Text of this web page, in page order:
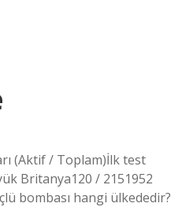
(Aktif / Toplam)İlk test
Britanya120 / 2151952
bombası hangi ülkededir?